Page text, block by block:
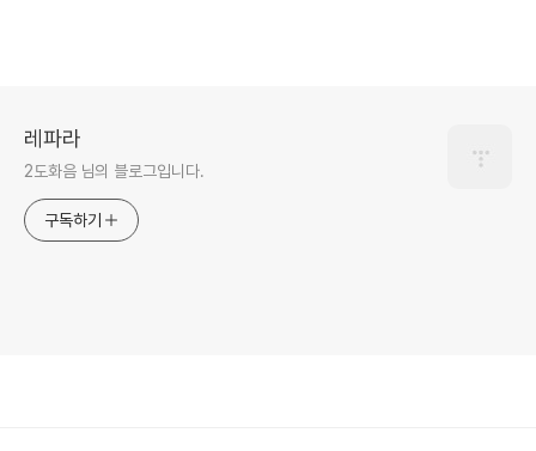
레파라
2도화음 님의 블로그입니다.
구독하기